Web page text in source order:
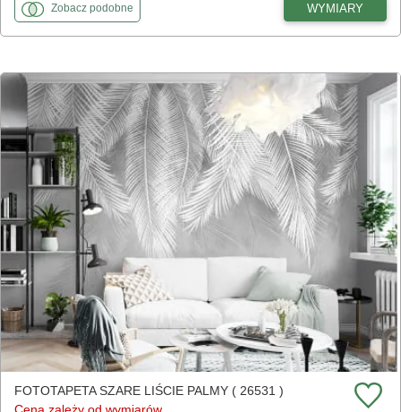
Zobaczfototapety
podobnedo Eleganckie kwiaty na jasnym tle WYMIARY
FOTOTAPETA SZARE LIŚCIE PALMY ( 26531 )